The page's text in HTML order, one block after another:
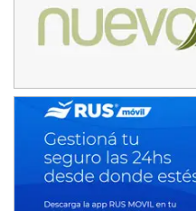
PATAGONICO - F6
CSK - F7
Humboldt (Santa Fe)
NORESTE SANTAFESINO - F6